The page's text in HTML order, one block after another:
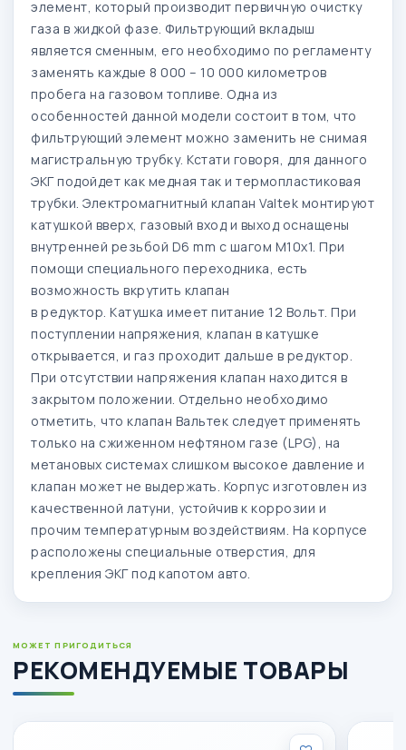
элемент, который производит первичную очистку
газа в жидкой фазе. Фильтрующий вкладыш
является сменным, его необходимо по регламенту
заменять каждые 8 000 – 10 000 километров
пробега на газовом топливе. Одна из
особенностей данной модели состоит в том, что
фильтрующий элемент можно заменить не снимая
магистральную трубку. Кстати говоря, для данного
ЭКГ подойдет как медная так и термопластиковая
трубки. Электромагнитный клапан Valtek монтируют
катушкой вверх, газовый вход и выход оснащены
внутренней резьбой D6 mm с шагом М10х1. При
помощи специального переходника, есть
возможность вкрутить клапан
в редуктор. Катушка имеет питание 12 Вольт. При
поступлении напряжения, клапан в катушке
открывается, и газ проходит дальше в редуктор.
При отсутствии напряжения клапан находится в
закрытом положении. Отдельно необходимо
отметить, что клапан Вальтек следует применять
только на сжиженном нефтяном газе (LPG), на
метановых системах слишком высокое давление и
клапан может не выдержать. Корпус изготовлен из
качественной латуни, устойчив к коррозии и
прочим температурным воздействиям. На корпусе
расположены специальные отверстия, для
крепления ЭКГ под капотом авто.
МОЖЕТ ПРИГОДИТЬСЯ
РЕКОМЕНДУЕМЫЕ ТОВАРЫ